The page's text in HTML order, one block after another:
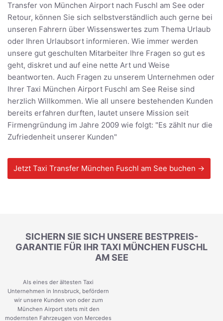
Transfer von München Airport nach Fuschl am See oder
Retour, können Sie sich selbstverständlich auch gerne bei
unseren Fahrern über Wissenswertes zum Thema Urlaub
oder Ihren Urlaubsort informieren. Wie immer werden
unsere gut geschulten Mitarbeiter Ihre Fragen so gut es
geht, diskret und auf eine nette Art und Weise
beantworten. Auch Fragen zu unserem Unternehmen oder
Ihrer Taxi München Airport Fuschl am See Reise sind
herzlich Willkommen. Wie all unsere bestehenden Kunden
bereits erfahren durften, lautet unsere Mission seit
Firmengründung im Jahre 2009 wie folgt: "Es zählt nur die
Zufriedenheit unserer Kunden"
Jetzt Taxi Transfer München Fuschl am See buchen →
SICHERN SIE SICH UNSERE BESTPREIS-
GARANTIE FÜR IHR TAXI MÜNCHEN FUSCHL
AM SEE
Als eines der ältesten Taxi
Unternehmen in Innsbruck, befördern
wir unsere Kunden von oder zum
München Airport stets mit den
modernsten Fahrzeugen von Mercedes